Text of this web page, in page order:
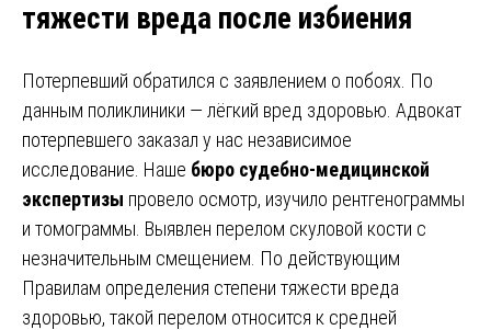
тяжести вреда после избиения
Потерпевший обратился с заявлением о побоях. По
данным поликлиники — лёгкий вред здоровью. Адвокат
потерпевшего заказал у нас независимое
исследование. Наше бюро судебно-медицинской
экспертизы провело осмотр, изучило рентгенограммы
и томограммы. Выявлен перелом скуловой кости с
незначительным смещением. По действующим
Правилам определения степени тяжести вреда
здоровью, такой перелом относится к средней